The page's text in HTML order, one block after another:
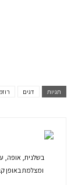
תגיות דגים
בשלנית, אופה,
ומצלמת באופן